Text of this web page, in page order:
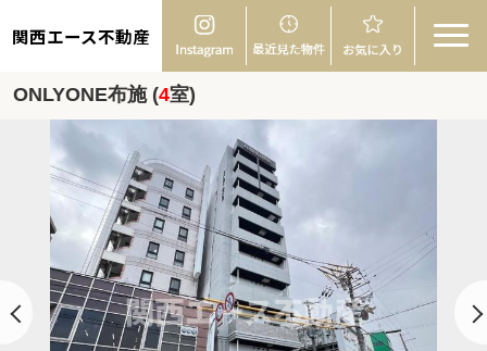
関西エース不動産
ONLYONE布施 (4室)